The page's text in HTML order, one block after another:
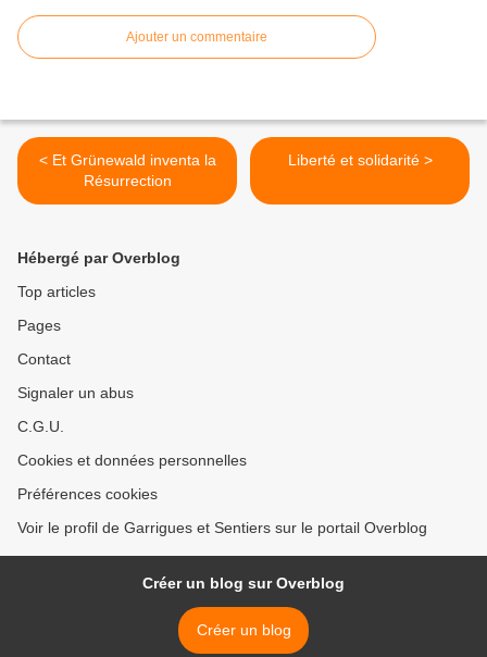
Ajouter un commentaire
< Et Grünewald inventa la
Résurrection
Liberté et solidarité >
Hébergé par Overblog
Top articles
Pages
Contact
Signaler un abus
C.G.U.
Cookies et données personnelles
Préférences cookies
Voir le profil de Garrigues et Sentiers sur le portail Overblog
Créer un blog sur Overblog
Créer un blog